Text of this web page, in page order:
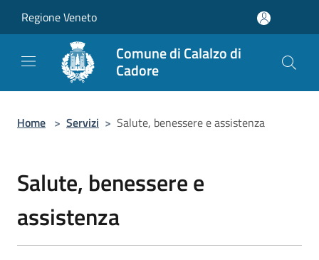
Regione Veneto
Comune di Calalzo di
Cadore
Home > Servizi > Salute, benessere e assistenza
Salute, benessere e
assistenza